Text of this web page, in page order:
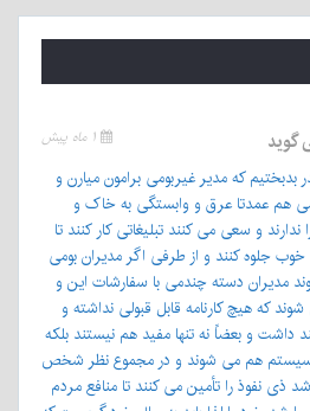
گوید
بدبختیم که مدیر غیربومی برامون میارن و
هم عمدتا عرق و وابستگی به خاک و
ندارند و سعی می کنند تبلیغاتی کار کنند تا
خوب جلوه کنند و از طرفی اگر مدیران بومی
مدیران دسته چندمی با سفارشات این و
که هیچ کارنامه قابل قبولی نداشته و
داشت و بعضاً نه تنها مفید هم نیستند بلکه
هم می شوند و در مجموع نظر شخص
ذی نفوذ را تأمین می کنند تا منافع مردم